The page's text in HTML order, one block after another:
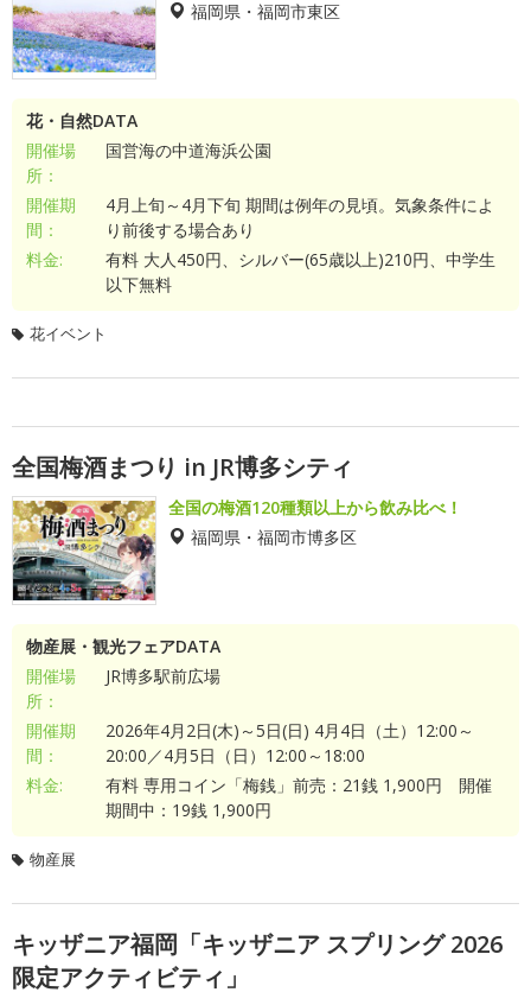
福岡県・福岡市東区
花・自然DATA
開催場
所：
国営海の中道海浜公園
開催期
間：
4月上旬～4月下旬 期間は例年の見頃。気象条件によ
り前後する場合あり
料金:
有料 大人450円、シルバー(65歳以上)210円、中学生
以下無料
花イベント
全国梅酒まつり in JR博多シティ
全国の梅酒120種類以上から飲み比べ！
福岡県・福岡市博多区
物産展・観光フェアDATA
開催場
所：
JR博多駅前広場
開催期
間：
2026年4月2日(木)～5日(日) 4月4日（土）12:00～
20:00／4月5日（日）12:00～18:00
料金:
有料 専用コイン「梅銭」前売：21銭 1,900円 開催
期間中：19銭 1,900円
物産展
キッザニア福岡「キッザニア スプリング 2026
限定アクティビティ」